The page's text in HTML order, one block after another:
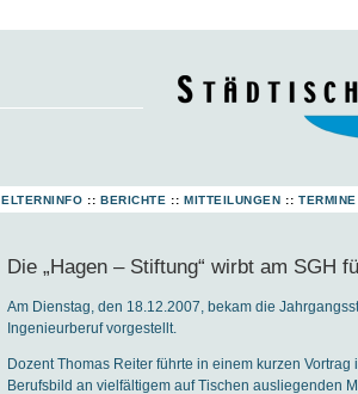
ELTERNINFO :: BERICHTE :: MITTEILUNGEN :: TERMINE
Die „Hagen – Stiftung“ wirbt am SGH
Am Dienstag, den 18.12.2007, bekam die
Ingenieurberuf vorgestellt.
Dozent Thomas Reiter führte in einem kurzen
Berufsbild an vielfältigem auf Tischen ausliegenden